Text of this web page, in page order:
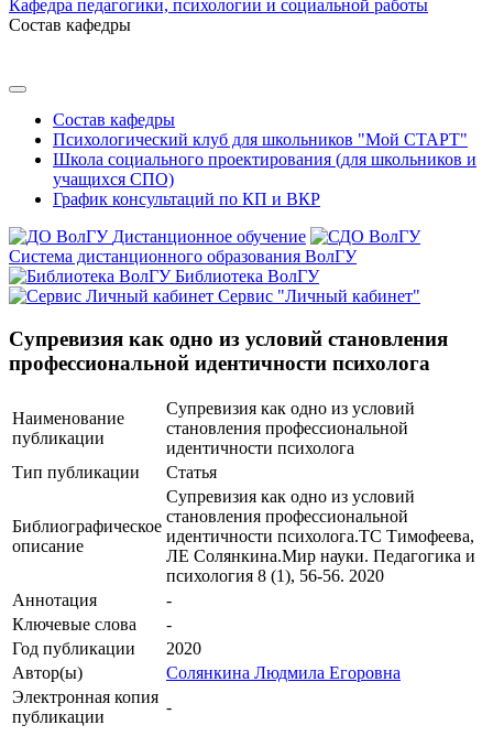
Кафедра педагогики, психологии и социальной работы
Состав кафедры
Состав кафедры
Психологический клуб для школьников "Мой СТАРТ"
Школа социального проектирования (для школьников и
учащихся СПО)
График консультаций по КП и ВКР
Дистанционное обучение
Система дистанционного образования ВолГУ
Библиотека ВолГУ
Сервис "Личный кабинет"
Супревизия как одно из условий становления
профессиональной идентичности психолога
Наименование
публикации
Супревизия как одно из условий
становления профессиональной
идентичности психолога
Тип публикации
Статья
Библиографическое
описание
Супревизия как одно из условий
становления профессиональной
идентичности психолога.ТС Тимофеева,
ЛЕ Солянкина.Мир науки. Педагогика и
психология 8 (1), 56-56. 2020
Аннотация
-
Ключевые cлова
-
Год публикации
2020
Автор(ы)
Солянкина Людмила Егоровна
Электронная копия
публикации
-